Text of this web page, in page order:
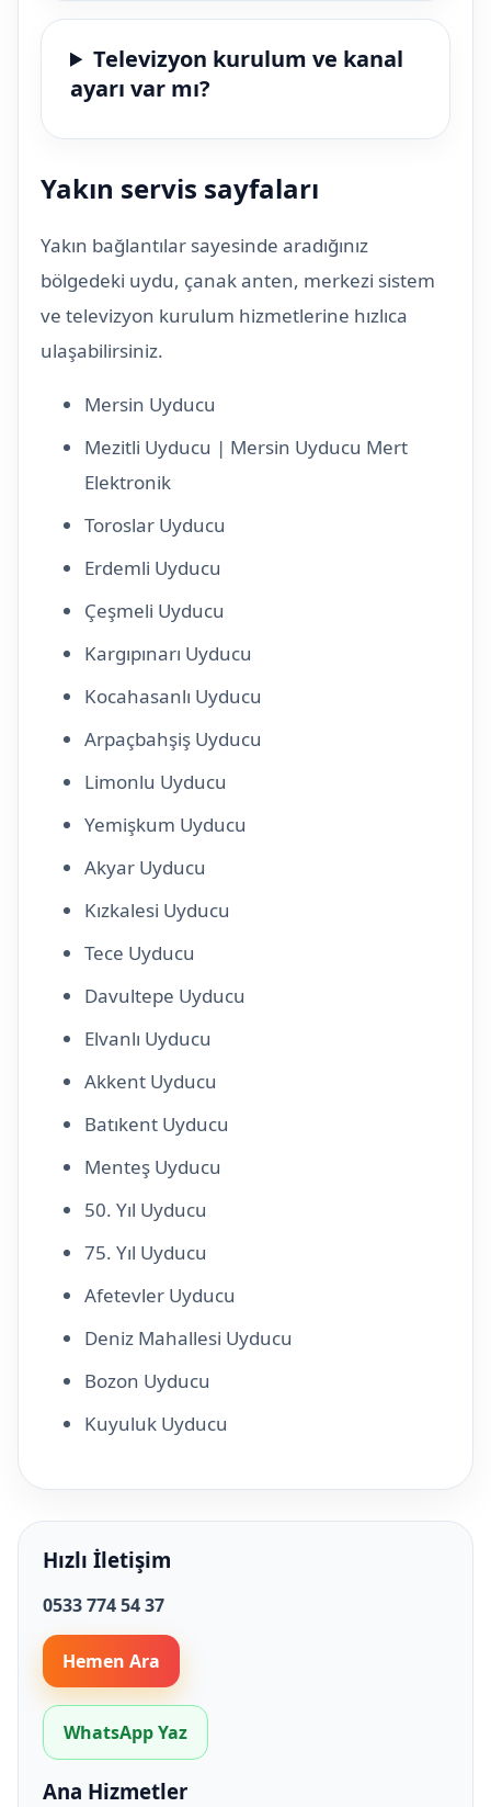
Televizyon kurulum ve kanal
ayarı var mı?
Yakın servis sayfaları
Yakın bağlantılar sayesinde aradığınız
bölgedeki uydu, çanak anten, merkezi sistem
ve televizyon kurulum hizmetlerine hızlıca
ulaşabilirsiniz.
Mersin Uyducu
Mezitli Uyducu | Mersin Uyducu Mert
Elektronik
Toroslar Uyducu
Erdemli Uyducu
Çeşmeli Uyducu
Kargıpınarı Uyducu
Kocahasanlı Uyducu
Arpaçbahşiş Uyducu
Limonlu Uyducu
Yemişkum Uyducu
Akyar Uyducu
Kızkalesi Uyducu
Tece Uyducu
Davultepe Uyducu
Elvanlı Uyducu
Akkent Uyducu
Batıkent Uyducu
Menteş Uyducu
50. Yıl Uyducu
75. Yıl Uyducu
Afetevler Uyducu
Deniz Mahallesi Uyducu
Bozon Uyducu
Kuyuluk Uyducu
Hızlı İletişim
0533 774 54 37
Hemen Ara
WhatsApp Yaz
Ana Hizmetler